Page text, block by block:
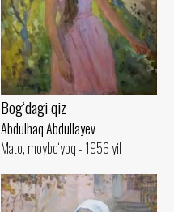
Bog‘dagi qiz
Abdulhaq Abdullayev
Mato, moybo‘yoq - 1956 yil